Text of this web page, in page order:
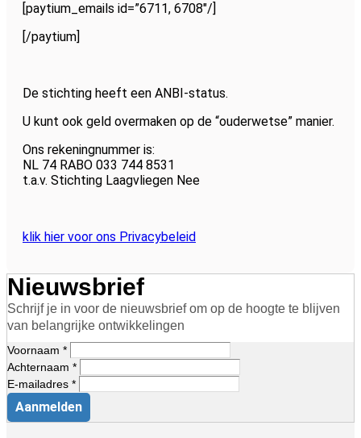
[paytium_emails id=”6711, 6708″/]
[/paytium]
De stichting heeft een ANBI-status.
U kunt ook geld overmaken op de “ouderwetse” manier.
Ons rekeningnummer is:
NL 74 RABO 033 744 8531
t.a.v. Stichting Laagvliegen Nee
klik hier voor ons Privacybeleid
Nieuwsbrief
Schrijf je in voor de nieuwsbrief om op de hoogte te blijven
van belangrijke ontwikkelingen
Voornaam *
Achternaam *
E-mailadres *
Aanmelden